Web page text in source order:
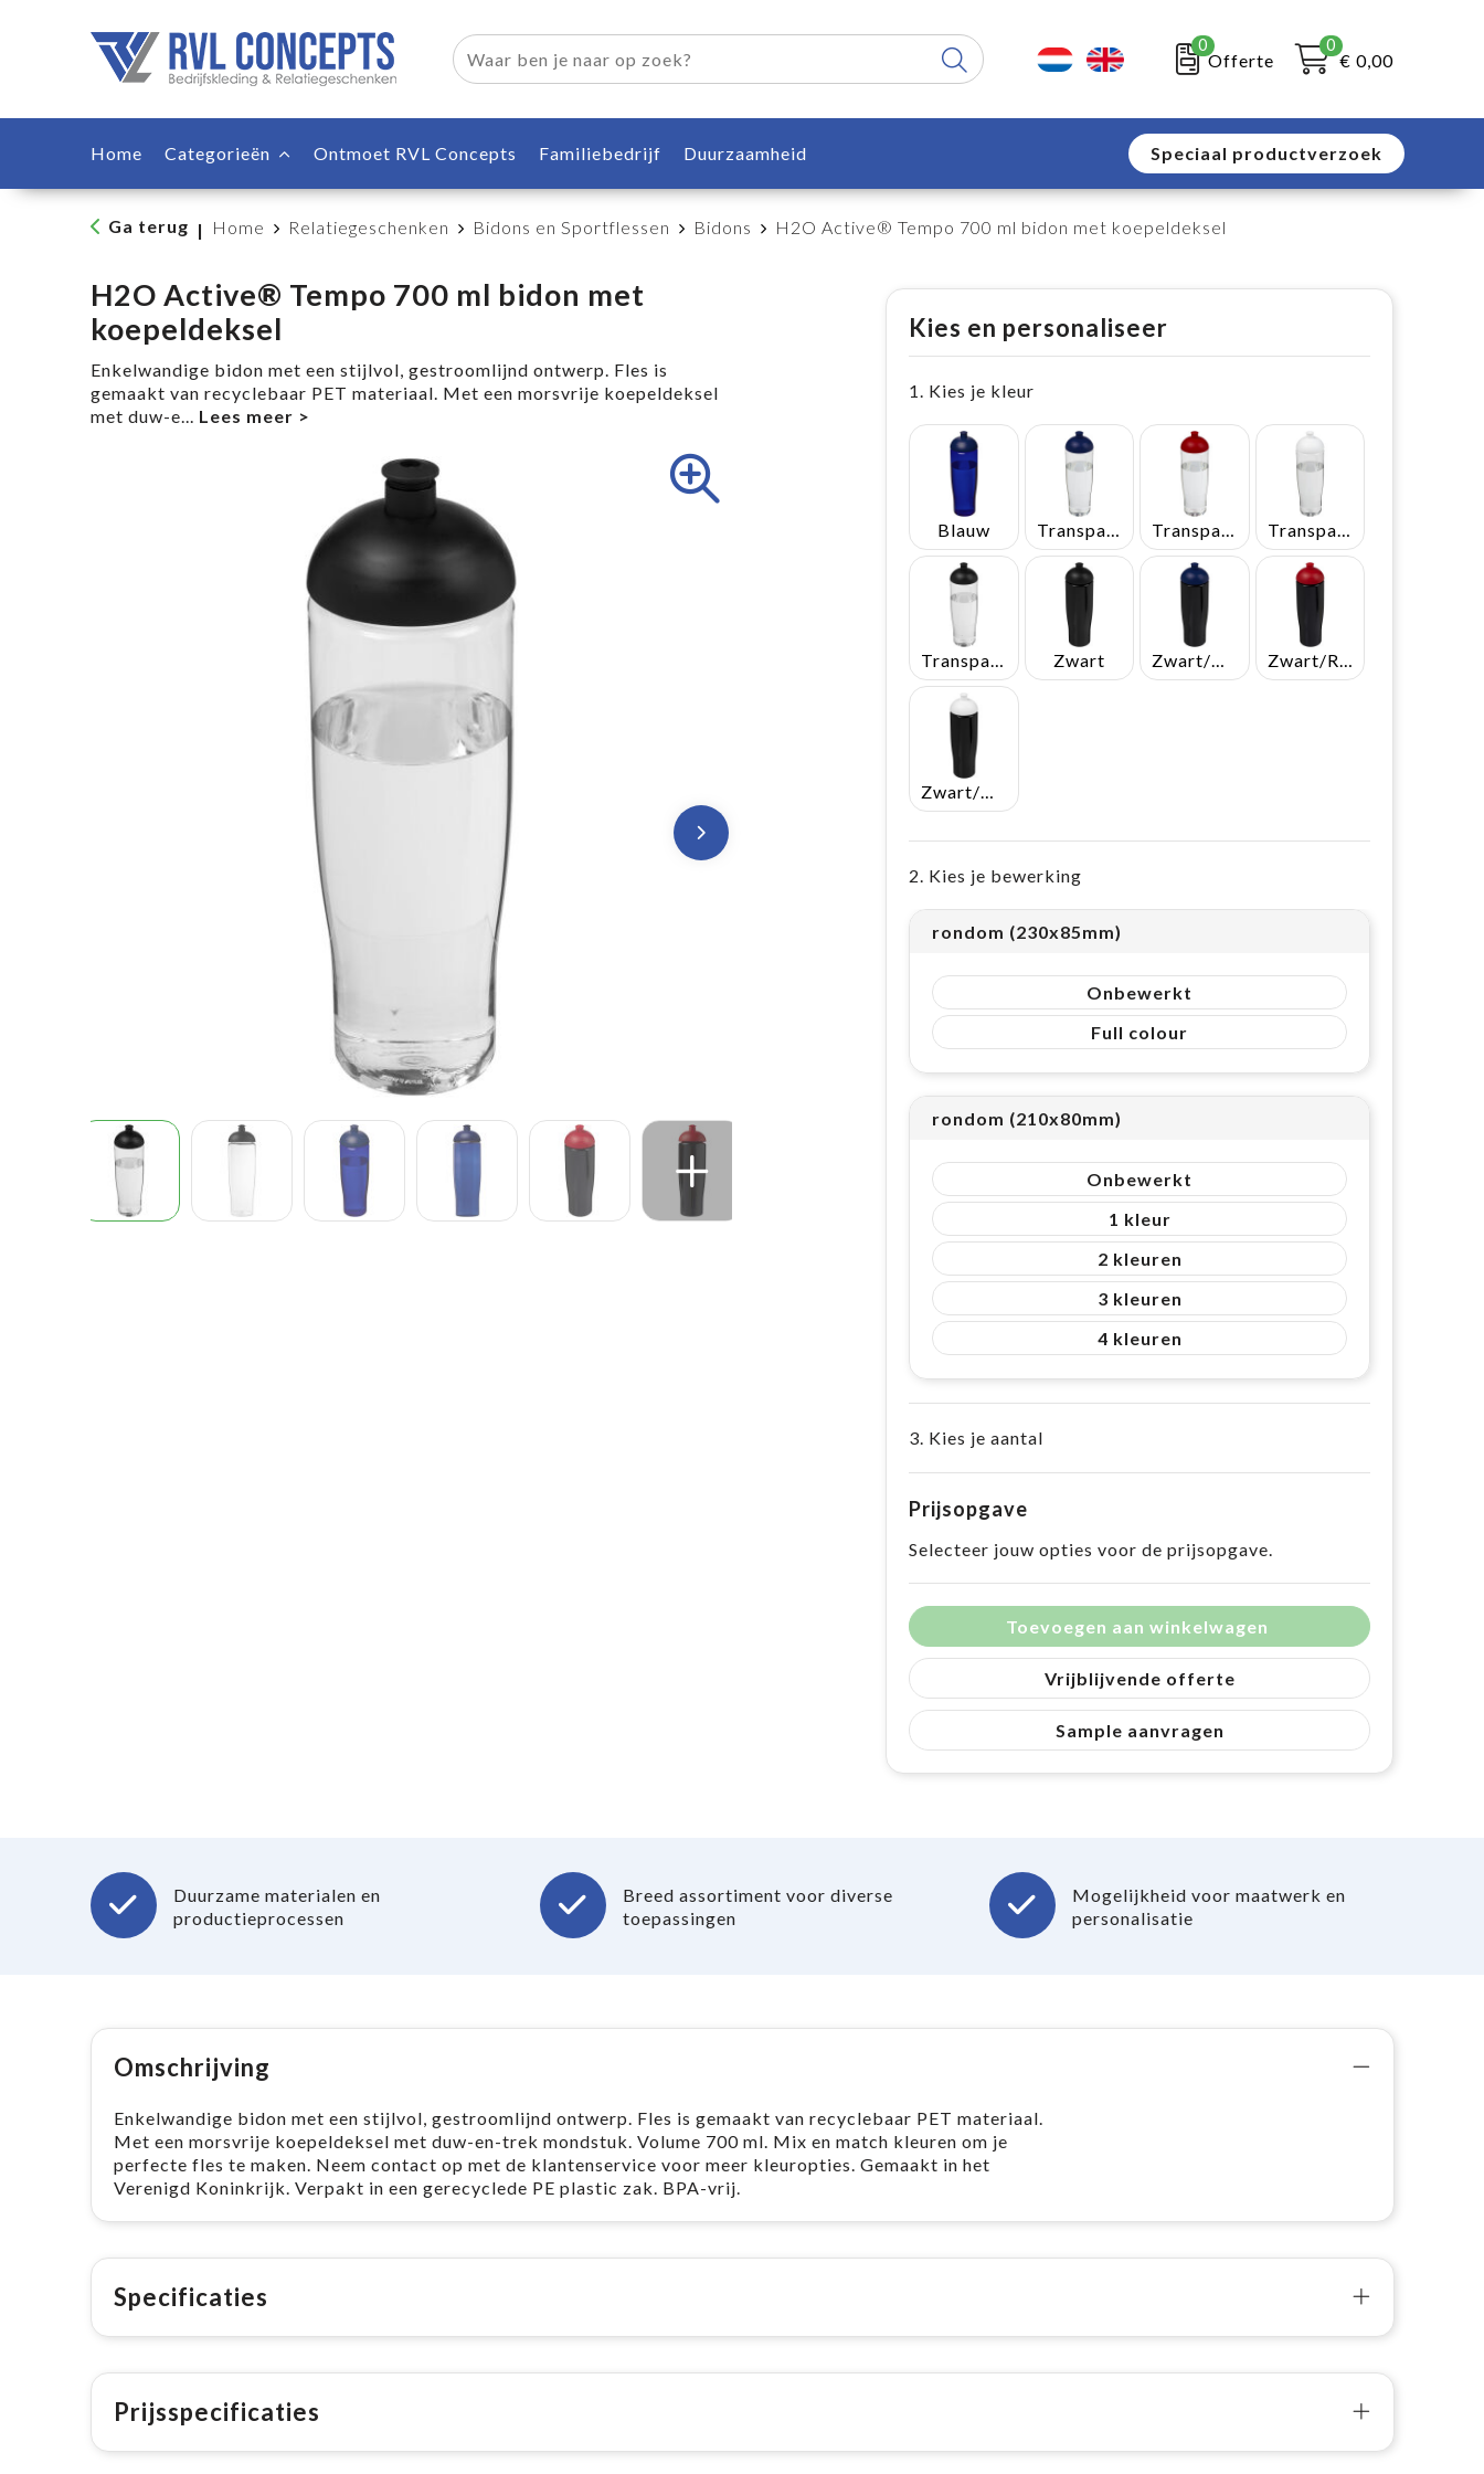
0
Offerte
0
€ 0,00
Home Categorieën Ontmoet RVL Concepts Familiebedrijf Duurzaamheid Speciaal productverzoek
Ga terug | Home Relatiegeschenken Bidons en Sportflessen Bidons H2O Active® Tempo 700 ml bidon met koepeldeksel
H2O Active® Tempo 700 ml bidon met
koepeldeksel
Enkelwandige bidon met een stijlvol, gestroomlijnd ontwerp. Fles is
gemaakt van recyclebaar PET materiaal. Met een morsvrije koepeldeksel
met duw-e...
Kies en personaliseer
1. Kies je kleur
Blauw
Transparent/Zwart Zwart Zwart/Blauw Zwart/Rood
2. Kies je bewerking
rondom (230x85mm)
Onbewerkt
Full colour
rondom (210x80mm)
Onbewerkt
1
2
3
4
3. Kies je aantal
Prijsopgave
Selecteer jouw opties voor de prijsopgave.
Toevoegen aan winkelwagen
Vrijblijvende offerte
Sample aanvragen
Duurzame materialen en
productieprocessen
Breed assortiment voor diverse
toepassingen
Mogelijkheid voor maatwerk en
personalisatie
Omschrijving
Enkelwandige bidon met een stijlvol, gestroomlijnd ontwerp. Fles is gemaakt van recyclebaar PET materiaal.
Met een morsvrije koepeldeksel met duw-en-trek mondstuk. Volume 700 ml. Mix en match kleuren om je
perfecte fles te maken. Neem contact op met de klantenservice voor meer kleuropties. Gemaakt in het
Verenigd Koninkrijk. Verpakt in een gerecyclede PE plastic zak. BPA-vrij.
Specificaties
Prijsspecificaties